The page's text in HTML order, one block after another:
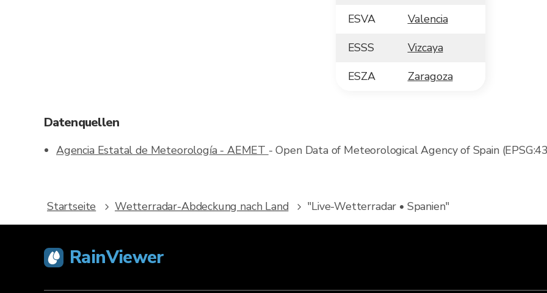
ESVA
Valencia
ESSS
Vizcaya
ESZA
Zaragoza
Datenquellen
Agencia Estatal de Meteorología - AEMET - Open Data of Meteorological Agency of Spain
Startseite Wetterradar-Abdeckung nach Land "Live-Wetterradar • Spanien"
RainViewer